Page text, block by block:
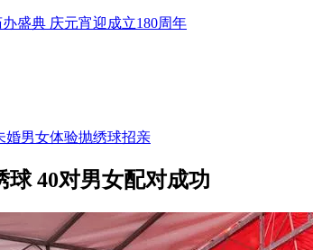
盛典 庆元宵迎成立180周年
婚男女体验抛绣球招亲
球 40对男女配对成功